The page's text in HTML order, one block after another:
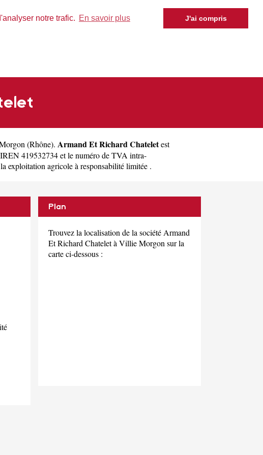
notre trafic. En savoir plus J'ai compris
(Rhône). Armand Et Richard Chateletest
419532734 et le numéro de TVA intra-
exploitation agricole à responsabilité limitée .
Plan
Trouvez la localisation de la société Armand
Et Richard Chatelet à Villie Morgon sur la
carte ci-dessous :